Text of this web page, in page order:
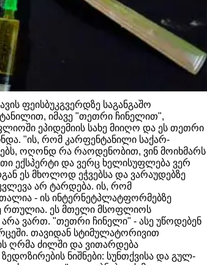
ფეისბუკგვერდზე საგანგაშო
იმავე "თეთრი ჩინელით",
ეპიდემიის სახე მიიღო და ეს თეთრი
"ის, რომ კარფენტანილი საქარ­
ოღონდ რა რაოდენობით, ვინ მოიხმარს
ექსპერტი და ვერც ხელისუფლება ვერ
ეს მხოლოდ ეჭვებსა და ვარაუდებზე
არ ტარდება. ის, რომ
- ის ინტერნეტპლატფორმებზე
რთულია. ეს მთელი მსოფლიოს
ვართ. "თეთრი ჩინელი" - ასე უწოდებენ
თავიდან სტიმულატორივით
ღრმა ძილში და ვითარდება
ნიშნები: სუნთქვისა და გულ-